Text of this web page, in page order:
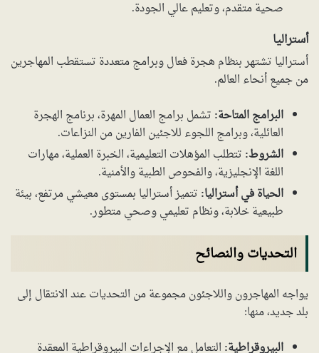
صحية متقدم، وتعليم عالي الجودة.
أستراليا
أستراليا تشتهر بنظام هجرة فعال وبرامج متعددة تستقطب المهاجرين
من جميع أنحاء العالم.
البرامج المتاحة: تشمل برامج العمال المهرة، برنامج الهجرة
العائلية، وبرامج اللجوء للاجئين الفارين من النزاعات.
الشروط: تتطلب المؤهلات التعليمية، الخبرة العملية، مهارات
اللغة الإنجليزية، والفحوص الطبية والأمنية.
الحياة في أستراليا: تتميز أستراليا بمستوى معيشي مرتفع، بيئة
طبيعية خلابة، ونظام تعليمي وصحي متطور.
التحديات والنصائح
يواجه المهاجرون واللاجئون مجموعة من التحديات عند الانتقال إلى
بلد جديد، منها:
البيروقراطية: التعامل مع الإجراءات البيروقراطية المعقدة